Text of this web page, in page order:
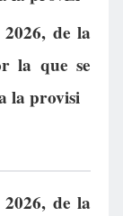
de la
la que se
la provisi
de la